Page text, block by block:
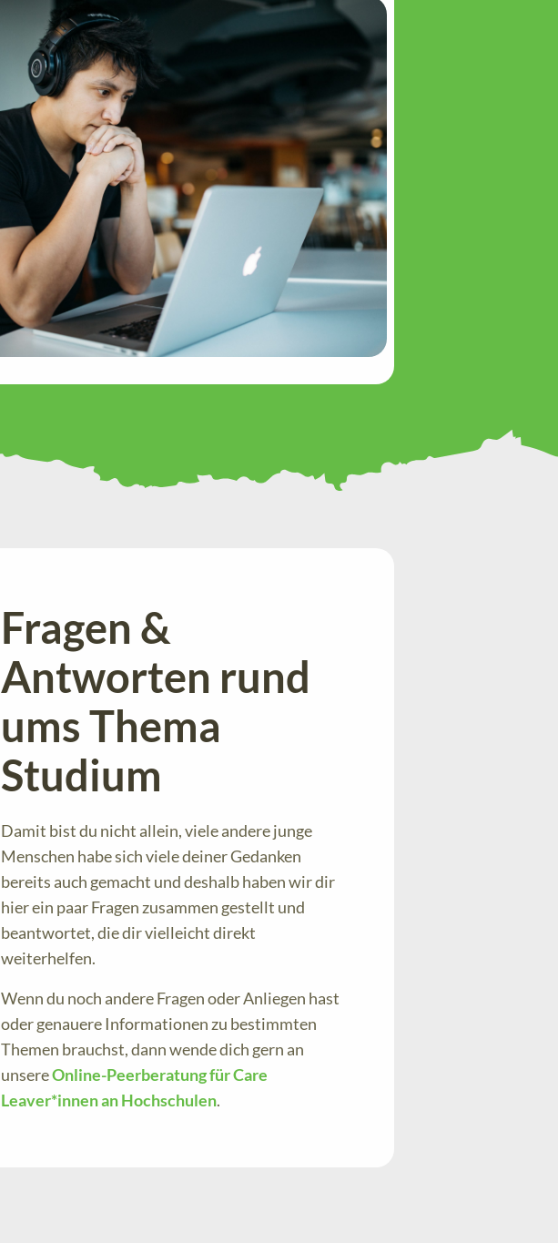
Fragen &
Antworten rund
ums Thema
Studium
Damit bist du nicht allein, viele andere junge
Menschen habe sich viele deiner Gedanken
bereits auch gemacht und deshalb haben wir dir
hier ein paar Fragen zusammen gestellt und
beantwortet, die dir vielleicht direkt
weiterhelfen.
Wenn du noch andere Fragen oder Anliegen hast
oder genauere Informationen zu bestimmten
Themen brauchst, dann wende dich gern an
unsereOnline-Peerberatung für Care
Leaver*innen an Hochschulen.